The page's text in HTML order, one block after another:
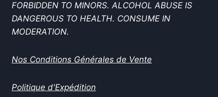
FORBIDDEN TO MINORS. ALCOHOL ABUSE IS
DANGEROUS TO HEALTH. CONSUME IN
MODERATION.
Nos Conditions Générales de Vente
Politique d'Expédition